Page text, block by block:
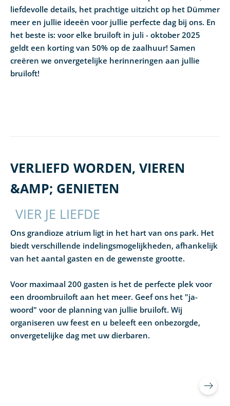
liefdevolle details, het prachtige uitzicht op het Dümmer
meer en jullie ideeën voor jullie perfecte dag bij ons. En
het beste is: voor elke bruiloft in juli - oktober 2025
geldt een korting van 50% op de zaalhuur! Samen
creëren we onvergetelijke herinneringen aan jullie
bruiloft!
VERLIEFD WORDEN, VIEREN
&AMP; GENIETEN
VIER JE LIEFDE
Ons grandioze atrium ligt in het hart van ons park. Het
biedt verschillende indelingsmogelijkheden, afhankelijk
van het aantal gasten en de gewenste grootte.
Voor maximaal 200 gasten is het de perfecte plek voor
een droombruiloft aan het meer. Geef ons het "ja-
woord" voor de planning van jullie bruiloft. Wij
organiseren uw feest en u beleeft een onbezorgde,
onvergetelijke dag met uw dierbaren.